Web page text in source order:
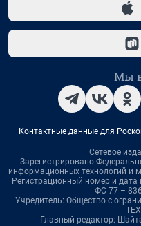
Мы в
Контактные данные для
Сетевое
Зарегистрировано
информационных технологий и
Регистрационный номер и
ФС 77 –
Учредитель: Общество с
Главный редактор: